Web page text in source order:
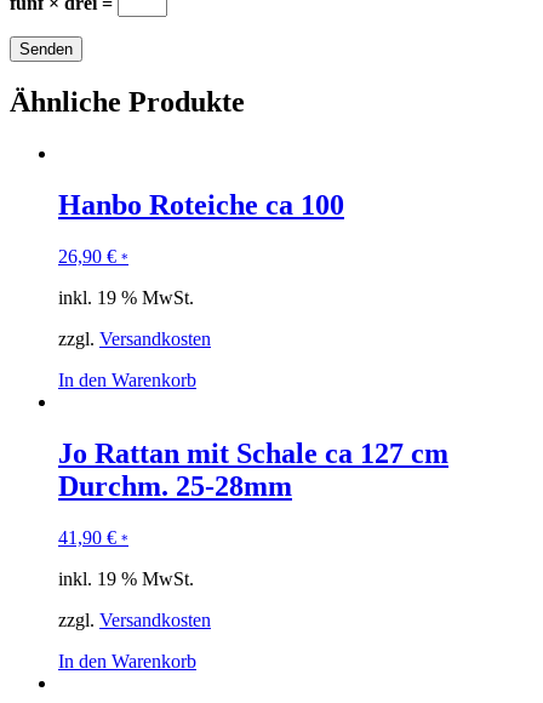
Ähnliche Produkte
Hanbo Roteiche ca 100
26,90 € *
inkl. 19 % MwSt.
zzgl. Versandkosten
In den Warenkorb
Jo Rattan mit Schale ca 127 cm
Durchm. 25-28mm
41,90 € *
inkl. 19 % MwSt.
zzgl. Versandkosten
In den Warenkorb